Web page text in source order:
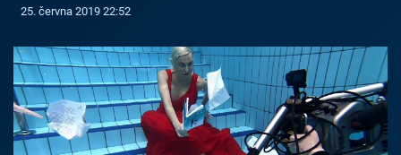
25. června 2019 22:52